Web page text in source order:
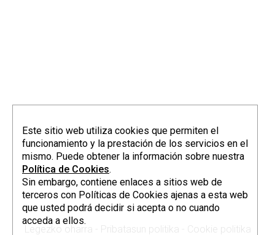
Legezko oharra Pribatasun politika Cookie politika
Este sitio web utiliza cookies que permiten el
funcionamiento y la prestación de los servicios en el
mismo. Puede obtener la información sobre nuestra
Política de Cookies.
Sin embargo, contiene enlaces a sitios web de
terceros con Políticas de Cookies ajenas a esta web
que usted podrá decidir si acepta o no cuando
acceda a ellos.